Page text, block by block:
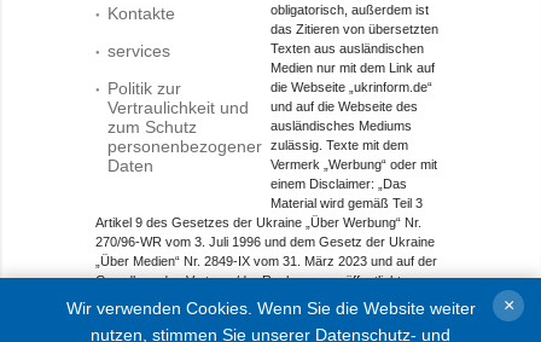
Kontakte
services
Politik zur
Vertraulichkeit und
zum Schutz
personenbezogener
Daten
obligatorisch, außerdem ist
das Zitieren von übersetzten
Texten aus ausländischen
Medien nur mit dem Link auf
die Webseite „ukrinform.de“
und auf die Webseite des
ausländisches Mediums
zulässig. Texte mit dem
Vermerk „Werbung“ oder mit
einem Disclaimer: „Das
Material wird gemäß Teil 3
Artikel 9 des Gesetzes der Ukraine „Über Werbung“ Nr.
270/96-WR vom 3. Juli 1996 und dem Gesetz der Ukraine
„Über Medien“ Nr. 2849-IX vom 31. März 2023 und auf der
Grundlage des Vertrags/der Rechnung veröffentlicht.
Wir verwenden Cookies. Wenn Sie die Website weiter
nutzen, stimmen Sie unserer Datenschutz- und
×